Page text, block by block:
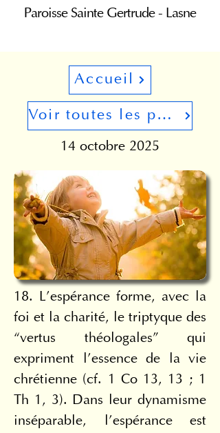
Paroisse Sainte Gertrude - Lasne
Accueil
Voir toutes les pages
14 octobre 2025
18. L’espérance forme, avec la
foi et la charité, le triptyque des
“vertus théologales” qui
expriment l’essence de la vie
chrétienne (cf. 1 Co 13, 13 ; 1
Th 1, 3). Dans leur dynamisme
inséparable, l’espérance est